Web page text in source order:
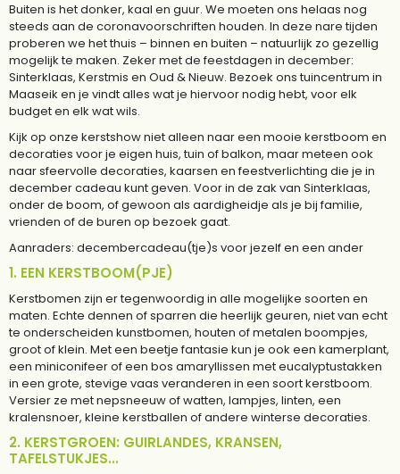
Buiten is het donker, kaal en guur. We moeten ons helaas nog
steeds aan de coronavoorschriften houden. In deze nare tijden
proberen we het thuis – binnen en buiten – natuurlijk zo gezellig
mogelijk te maken. Zeker met de feestdagen in december:
Sinterklaas, Kerstmis en Oud & Nieuw. Bezoek ons tuincentrum in
Maaseik en je vindt alles wat je hiervoor nodig hebt, voor elk
budget en elk wat wils.
Kijk op onze kerstshow niet alleen naar een mooie kerstboom en
decoraties voor je eigen huis, tuin of balkon, maar meteen ook
naar sfeervolle decoraties, kaarsen en feestverlichting die je in
december cadeau kunt geven. Voor in de zak van Sinterklaas,
onder de boom, of gewoon als aardigheidje als je bij familie,
vrienden of de buren op bezoek gaat.
Aanraders: decembercadeau(tje)s voor jezelf en een ander
1. EEN KERSTBOOM(PJE)
Kerstbomen zijn er tegenwoordig in alle mogelijke soorten en
maten. Echte dennen of sparren die heerlijk geuren, niet van echt
te onderscheiden kunstbomen, houten of metalen boompjes,
groot of klein. Met een beetje fantasie kun je ook een kamerplant,
een miniconifeer of een bos amaryllissen met eucalyptustakken
in een grote, stevige vaas veranderen in een soort kerstboom.
Versier ze met nepsneeuw of watten, lampjes, linten, een
kralensnoer, kleine kerstballen of andere winterse decoraties.
2. KERSTGROEN: GUIRLANDES, KRANSEN,
TAFELSTUKJES...